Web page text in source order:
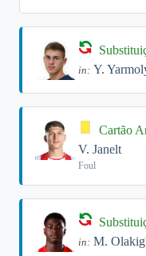
in: Y.
Cartão
V. Janelt
Foul
in: M.